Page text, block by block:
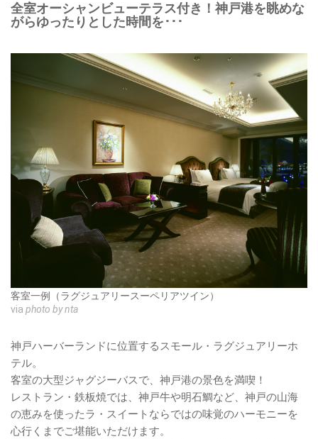
全室オーシャンビューテラス付き！神戸港を眺めな
がらゆったりとした時間を･･･
客室一例（ラグジュアリースーペリアツイン）
via photo by nta
神戸ハーバーランドに位置するスモール・ラグジュアリーホ
テル。
客室の大型ジャグジーバスで、神戸港の景色を満喫！
レストラン・鉄板焼では、神戸牛や明石鯛など、神戸の山海
の恵みを使ったラ・スイートならではの味覚のハーモニーを
心行くまでご堪能いただけます。